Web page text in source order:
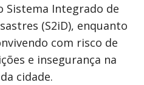
Sistema Integrado de
(S2iD), enquanto
com risco de
e insegurança na
cidade.